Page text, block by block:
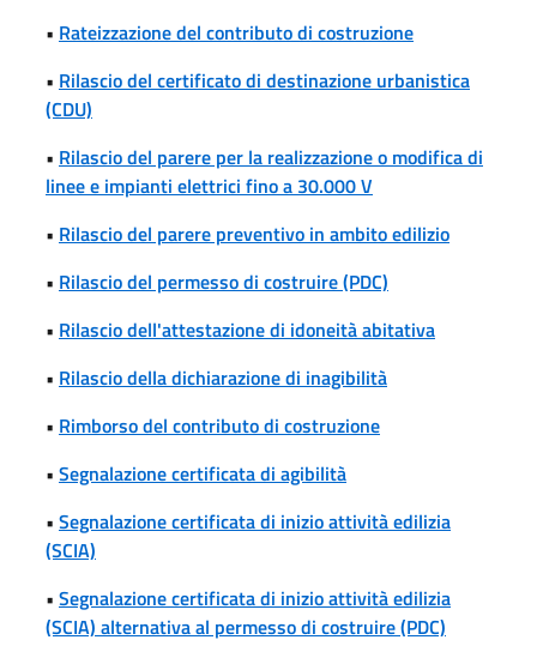
• Rateizzazione del contributo di costruzione
• Rilascio del certificato di destinazione urbanistica
(CDU)
• Rilascio del parere per la realizzazione o modifica di
linee e impianti elettrici fino a 30.000 V
• Rilascio del parere preventivo in ambito edilizio
• Rilascio del permesso di costruire (PDC)
• Rilascio dell'attestazione di idoneità abitativa
• Rilascio della dichiarazione di inagibilità
• Rimborso del contributo di costruzione
• Segnalazione certificata di agibilità
• Segnalazione certificata di inizio attività edilizia
(SCIA)
• Segnalazione certificata di inizio attività edilizia
(SCIA) alternativa al permesso di costruire (PDC)